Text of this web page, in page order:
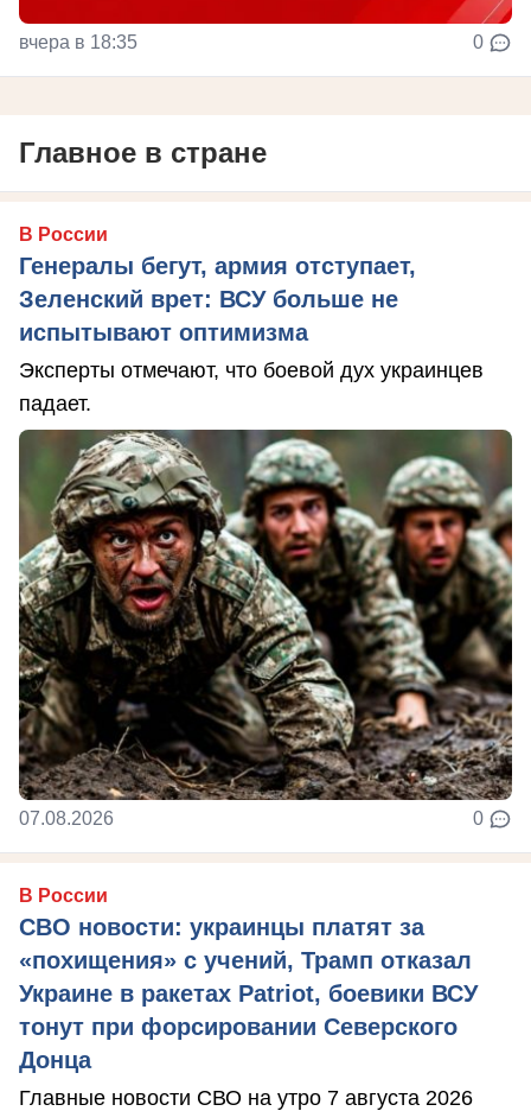
вчера в 18:35 0
Главное в стране
В России
Генералы бегут, армия отступает,
Зеленский врет: ВСУ больше не
испытывают оптимизма
Эксперты отмечают, что боевой дух украинцев
падает.
07.08.2026 0
В России
СВО новости: украинцы платят за
«похищения» с учений, Трамп отказал
Украине в ракетах Patriot, боевики ВСУ
тонут при форсировании Северского
Донца
Главные новости СВО на утро 7 августа 2026